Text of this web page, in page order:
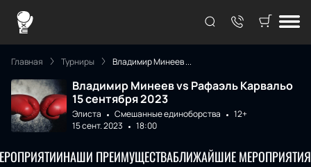
Главная Турниры Владимир Минеев ...
Владимир Минеев vs Рафаэль Карвальо
15 сентября 2023
Элиста Смешанные единоборства
12+
15 сент. 2023
18:00
НАШИ ПРЕИМУЩЕСТВАБЛИЖАЙШИЕ МЕРОПРИЯТИЯ